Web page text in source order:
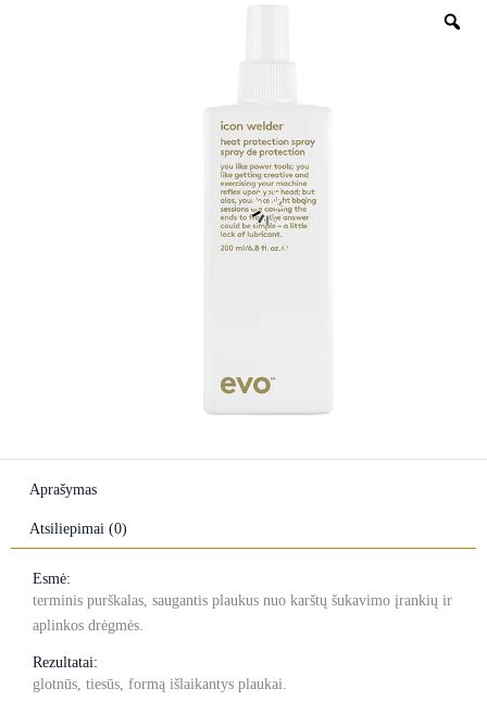
Aprašymas
Atsiliepimai (0)
Esmė:
terminis purškalas, saugantis plaukus nuo karštų šukavimo įrankių ir
aplinkos drėgmės.
Rezultatai:
glotnūs, tiesūs, formą išlaikantys plaukai.